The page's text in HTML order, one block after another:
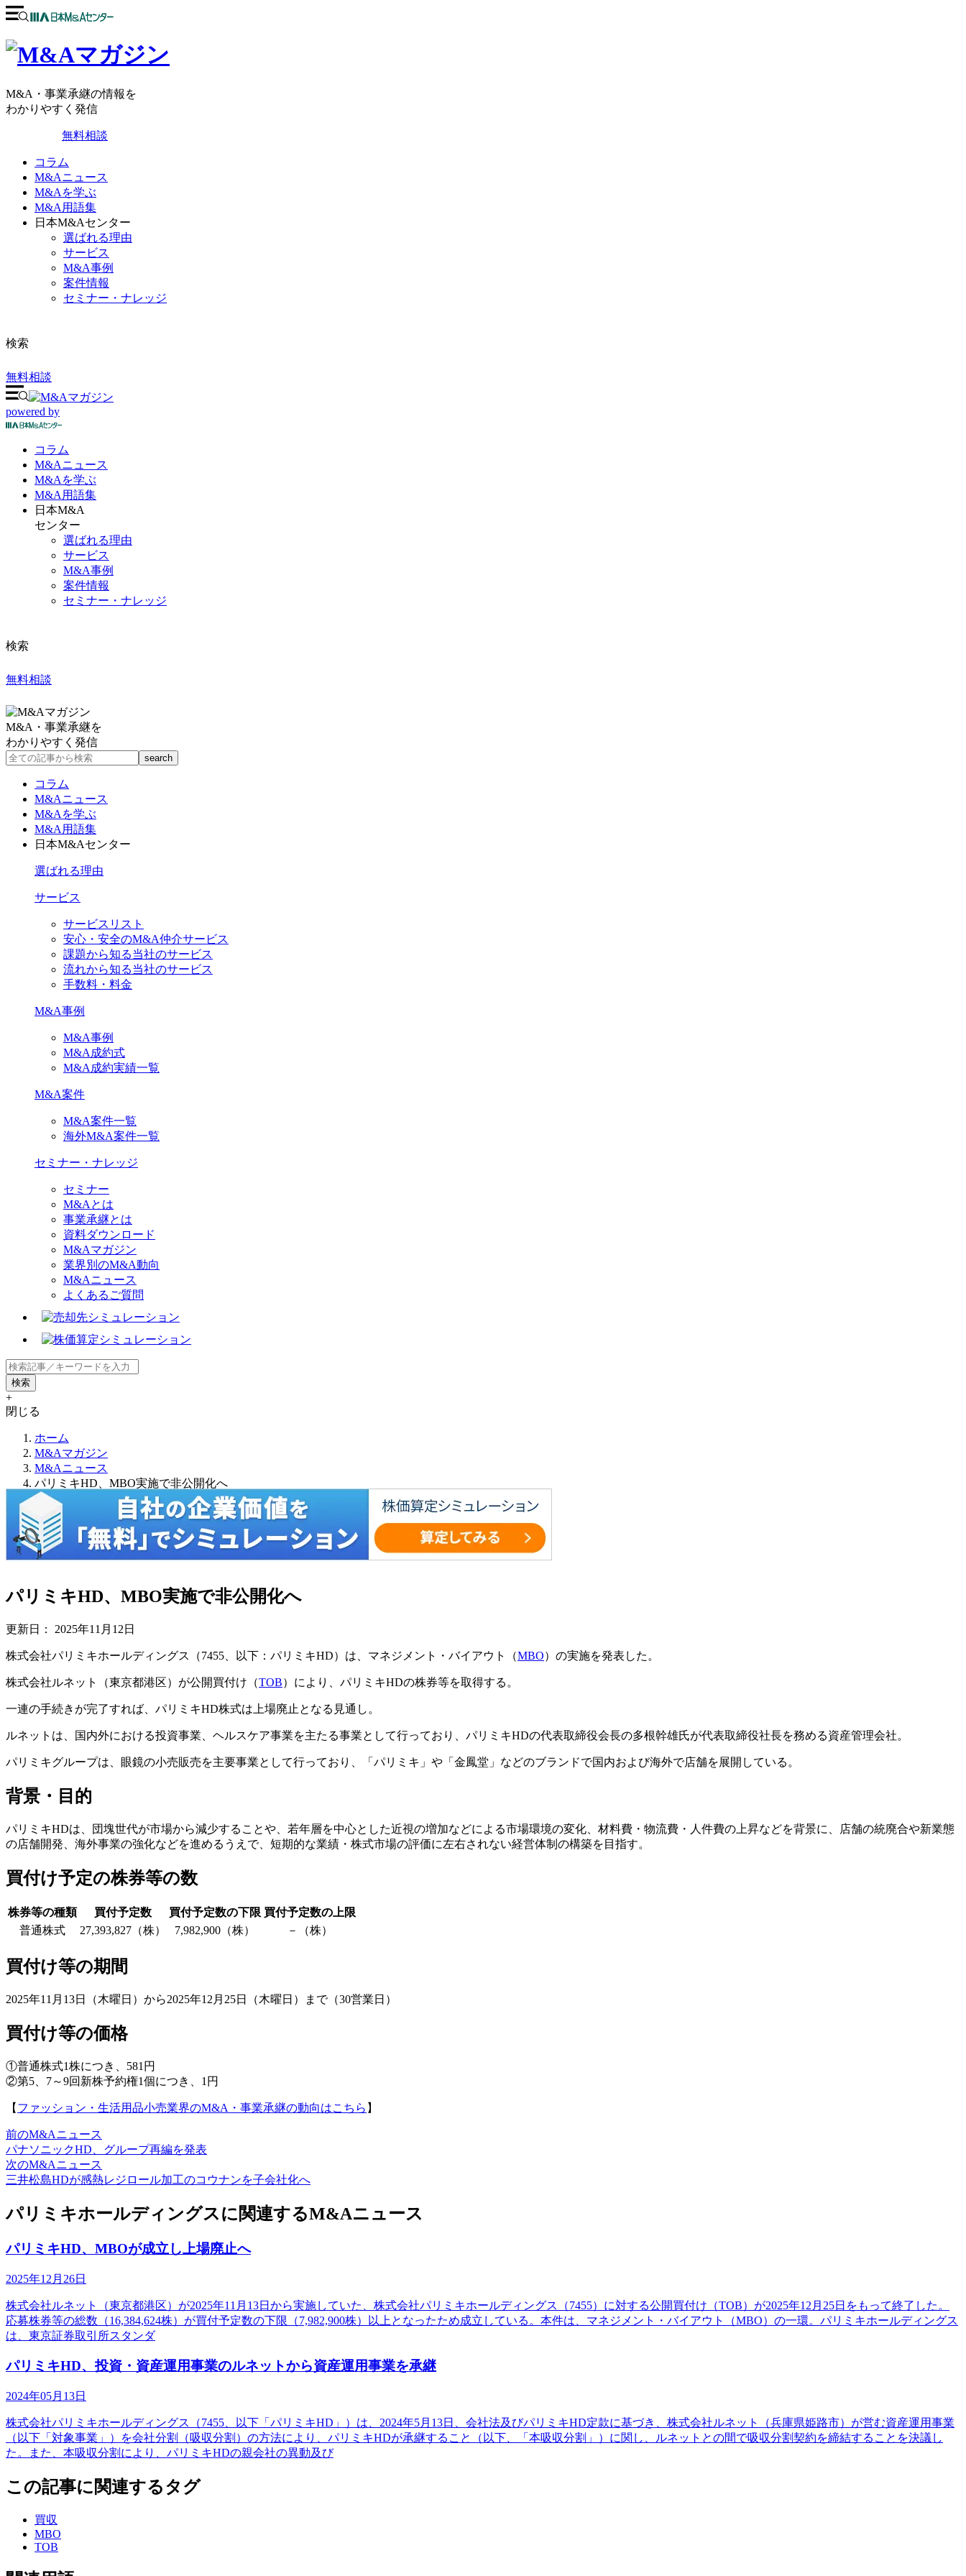
M&A・事業承継の情報を
わかりやすく発信
無料相談
コラム
M&Aニュース
M&Aを学ぶ
M&A用語集
日本M&Aセンター
選ばれる理由
サービス
M&A事例
案件情報
セミナー・ナレッジ
検索
無料相談
powered by
コラム
M&Aニュース
M&Aを学ぶ
M&A 用語集
日本M&A
センター
選ばれる理由
サービス
M&A事例
案件情報
セミナー・ナレッジ
検索
無料相談
M&A・事業承継を
わかりやすく発信
コラム
M&Aニュース
M&Aを学ぶ
M&A用語集
日本M&Aセンター
選ばれる理由
サービス
サービスリスト
安心・安全のM&A仲介サービス
課題から知る当社のサービス
流れから知る当社のサービス
手数料・料金
M&A事例
M&A事例
M&A成約式
M&A成約実績一覧
M&A案件
M&A案件一覧
海外M&A案件一覧
セミナー・ナレッジ
セミナー
M&Aとは
事業承継とは
資料ダウンロード
M&Aマガジン
業界別のM&A動向
M&Aニュース
よくあるご質問
+
閉じる
ホーム
M&Aマガジン
M&Aニュース
パリミキHD、MBO実施で非公開化へ
パリミキHD、MBO実施で非公開化へ
更新日： 2025年11月12日
株式会社パリミキホールディングス（7455、以下：パリミキHD）は、マネジメント・バイアウト（MBO）の実施を発表した。
株式会社ルネット（東京都港区）が公開買付け（TOB）により、パリミキHDの株券等を取得する。
一連の手続きが完了すれば、パリミキHD株式は上場廃止となる見通し。
ルネットは、国内外における投資事業、ヘルスケア事業を主たる事業として行っており、パリミキHDの代表取締役会長の多根幹雄氏が代表取締役社長を務める資産管理会社。
パリミキグループは、眼鏡の小売販売を主要事業として行っており、「パリミキ」や「金鳳堂」などのブランドで国内および海外で店舗を展開している。
背景・目的
パリミキHDは、団塊世代が市場から減少することや、若年層を中心とした近視の増加などによる市場環境の変化、材料費・物流費・人件費の上昇などを背景に、店舗の統廃合や新業態
の店舗開発、海外事業の強化などを進めるうえで、短期的な業績・株式市場の評価に左右されない経営体制の構築を目指す。
買付け予定の株券等の数
株券等の種類 買付予定数 買付予定数の下限 買付予定数の上限
普通株式
27,393,827（株） 7,982,900（株） －（株）
買付け等の期間
2025年11月13日（木曜日）から2025年12月25日（木曜日）まで（30営業日）
買付け等の価格
①普通株式1株につき、581円
②第5、7～9回新株予約権1個につき、1円
【 ファッション・生活用品小売業界のM&A・事業承継の動向はこちら 】
前のM&Aニュース
パナソニックHD、グループ再編を発表
次のM&Aニュース
三井松島HDが感熱レジロール加工のコウナンを子会社化へ
パリミキホールディングスに関連するM&Aニュース
パリミキHD、MBOが成立し上場廃止へ
2025年12月26日
株式会社ルネット（東京都港区）が2025年11月13日から実施していた、株式会社パリミキホールディングス（7455）に対する公開買付け（TOB）が2025年12月25日をもって終了した。
応募株券等の総数（16,384,624株）が買付予定数の下限（7,982,900株）以上となったため成立している。本件は、マネジメント・バイアウト（MBO）の一環。パリミキホールディングス
は、東京証券取引所スタンダ
パリミキHD、投資・資産運用事業のルネットから資産運用事業を承継
2024年05月13日
株式会社パリミキホールディングス（7455、以下「パリミキHD」）は、2024年5月13日、会社法及びパリミキHD定款に基づき、株式会社ルネット（兵庫県姫路市）が営む資産運用事業
（以下「対象事業」）を会社分割（吸収分割）の方法により、パリミキHDが承継すること（以下、「本吸収分割」）に関し、ルネットとの間で吸収分割契約を締結することを決議し
た。また、本吸収分割により、パリミキHDの親会社の異動及び
この記事に関連するタグ
買収
MBO
TOB